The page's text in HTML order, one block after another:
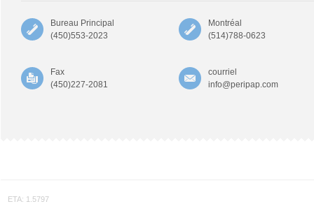
Bureau Principal
(450)553-2023
Montréal
(514)788-0623
Fax
(450)227-2081
courriel
info@peripap.com
ETA: 1.5797